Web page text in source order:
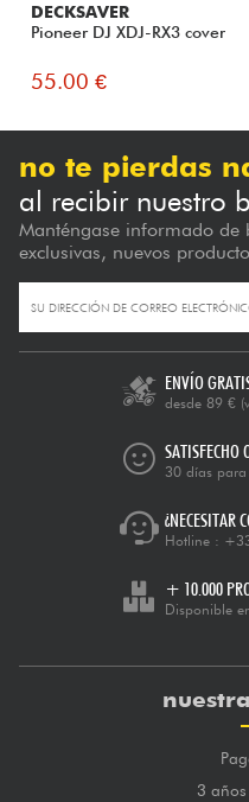
DECKSAVER
Pioneer DJ XDJ-RX3 cover
55.00 €
no te pierdas
al recibir nuestro
Manténgase informado de
exclusivas, nuevos
ENVÍO
desde 89 €
SATISFECHO
30 días
¿NECESITAR
Hotline :
+ 10.000
Disponible
3